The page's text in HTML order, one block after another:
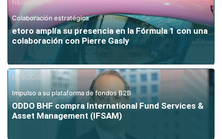
NEGOCIO
Colaboración estratégica
etoro amplía su presencia en la Fórmula 1 con una
colaboración con Pierre Gasly
NEGOCIO
Impulso a su plataforma de fondos B2B
ODDO BHF compra International Fund Services &
Asset Management (IFSAM)